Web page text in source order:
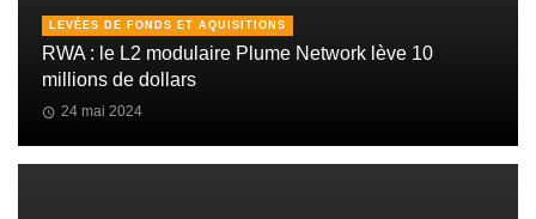
LEVÉES DE FONDS ET AQUISITIONS
RWA : le L2 modulaire Plume Network lève 10
millions de dollars
24 mai 2024